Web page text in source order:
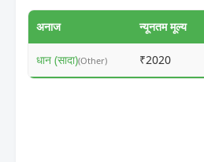
अनाज न्यूनतम मूल्य
धान (सादा)(Other) ₹2020